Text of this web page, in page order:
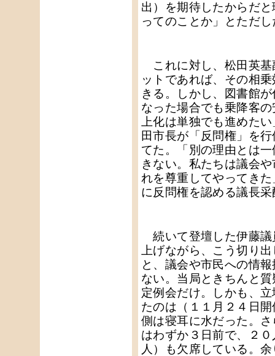
出）を期待したからだ
ってのことか」とただし
これに対し、松田英基
ットであれば、その相
きる。しかし、図書館
なった場合でも乗降客
上化は単独でも進めた
田市長が「反問権」を
てた。「別の理由とは
きない。私たちは議会
れを尊重してやってき
に反問権を認める議長
続いて登壇した伊藤議
上げながら、こう切り
と、議会や市民への情
ない。当局ときちんと
定例会だけ。しかも、
たのは（１１月２４日
側は寝耳に水だった。
はわずか３日前で、２
人）も欠席している。